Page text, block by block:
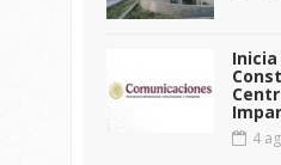
Inicia
4